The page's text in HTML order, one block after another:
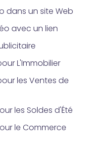
dans un site Web
avec un lien
L'Immobilier
les Ventes de
les Soldes d'Été
le Commerce